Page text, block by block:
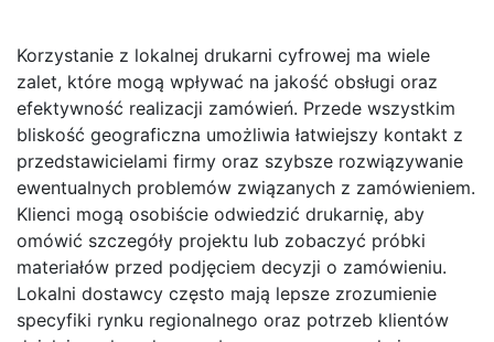
Korzystanie z lokalnej drukarni cyfrowej ma wiele
zalet, które mogą wpływać na jakość obsługi oraz
efektywność realizacji zamówień. Przede wszystkim
bliskość geograficzna umożliwia łatwiejszy kontakt z
przedstawicielami firmy oraz szybsze rozwiązywanie
ewentualnych problemów związanych z zamówieniem.
Klienci mogą osobiście odwiedzić drukarnię, aby
omówić szczegóły projektu lub zobaczyć próbki
materiałów przed podjęciem decyzji o zamówieniu.
Lokalni dostawcy często mają lepsze zrozumienie
specyfiki rynku regionalnego oraz potrzeb klientów